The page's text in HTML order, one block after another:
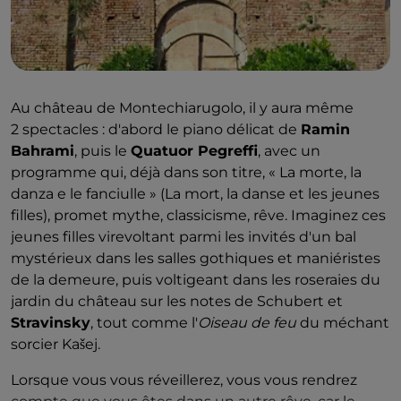
qualité touristique et environnementale : Almenno
San Bartolomeo, à l'intérieur du parc du Romanico,
ou Clusone, où le temps est rythmé par la fascinante
horloge astronomique, puis Sarnico avec ses villas
Au château de Montechiarugolo, il y aura même
2 spectacles : d'abord le piano délicat de Ramin
Bahrami, puis le Quatuor Pegreffi, avec un
programme qui, déjà dans son titre, « La morte, la
danza e le fanciulle » (La mort, la danse et les jeunes
filles), promet mythe, classicisme, rêve. Imaginez ces
jeunes filles virevoltant parmi les invités d'un bal
mystérieux dans les salles gothiques et maniéristes
de la demeure, puis voltigeant dans les roseraies du
jardin du château sur les notes de Schubert et
Stravinsky, tout comme l'Oiseau de feu du méchant
sorcier Kašej.
Lorsque vous vous réveillerez, vous vous rendrez